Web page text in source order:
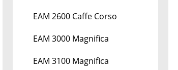
EAM 2600 Caffe Corso
EAM 3000 Magnifica
EAM 3100 Magnifica